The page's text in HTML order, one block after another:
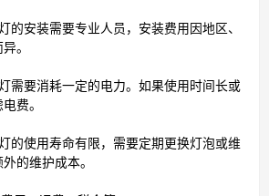
的安装需要专业人员，安装费用因地区、
。
需要消耗一定的电力。如果使用时间长或
费。
的使用寿命有限，需要定期更换灯泡或维
的维护成本。